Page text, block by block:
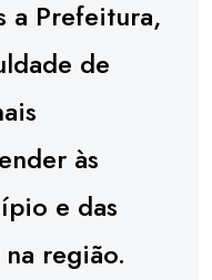
a Prefeitura,
de
às
e das
região.